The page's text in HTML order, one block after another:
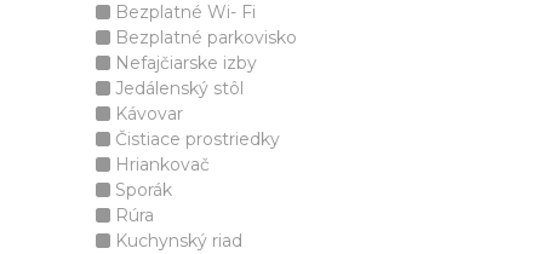
Bezplatné Wi- Fi
Bezplatné parkovisko
Nefajčiarske izby
Jedálenský stôl
Kávovar
Čistiace prostriedky
Hriankovač
Sporák
Rúra
Kuchynský riad